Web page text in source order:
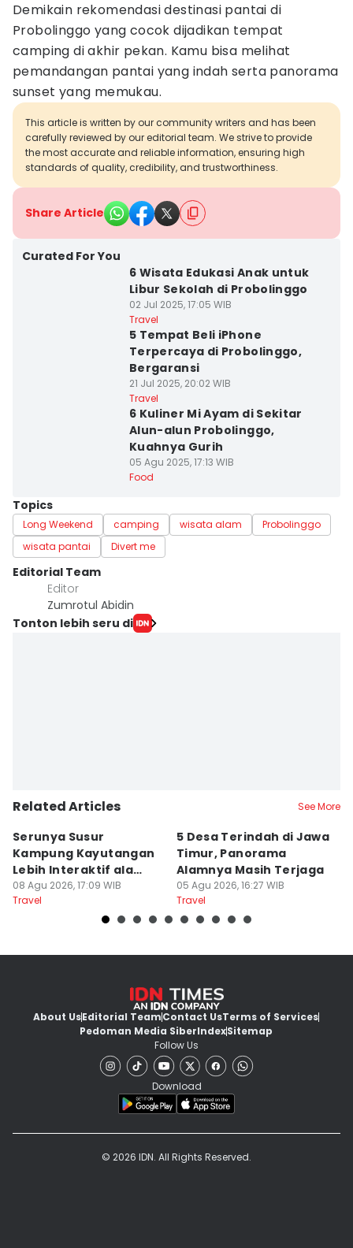
Demikain rekomendasi destinasi pantai di
Probolinggo yang cocok dijadikan tempat
camping di akhir pekan. Kamu bisa melihat
pemandangan pantai yang indah serta panorama
sunset yang memukau.
This article is written by our community writers and has been
carefully reviewed by our editorial team. We strive to provide
the most accurate and reliable information, ensuring high
standards of quality, credibility, and trustworthiness.
Share Article
Curated For You
6 Wisata Edukasi Anak untuk
Libur Sekolah di Probolinggo
02 Jul 2025, 17:05 WIB
Travel
5 Tempat Beli iPhone
Terpercaya di Probolinggo,
Bergaransi
21 Jul 2025, 20:02 WIB
Travel
6 Kuliner Mi Ayam di Sekitar
Alun-alun Probolinggo,
Kuahnya Gurih
05 Agu 2025, 17:13 WIB
Food
Topics
Long Weekend camping wisata alam
Probolinggo
wisata pantai
Divert me
Editorial Team
Editor
Zumrotul Abidin
Tonton lebih seru di
Related Articles See More
Serunya Susur
Kampung Kayutangan
Lebih Interaktif ala
Kelana Race
08 Agu 2026, 17:09 WIB
Travel
5 Desa Terindah di Jawa
Timur, Panorama
Alamnya Masih Terjaga
05 Agu 2026, 16:27 WIB
Travel
About UsEditorial TeamContact UsTerms of Services
Pedoman Media SiberIndexSitemap
Follow Us
Download
© 2026 IDN. All Rights Reserved.